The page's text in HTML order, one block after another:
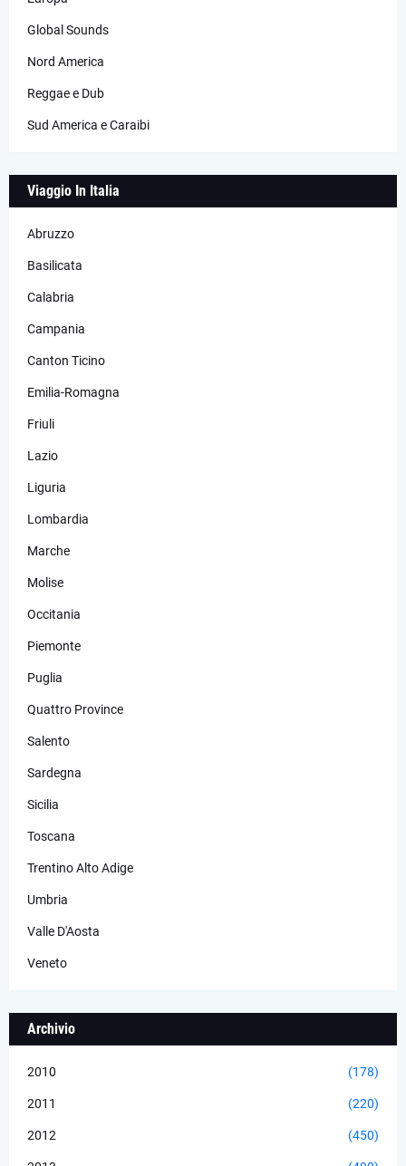
Global Sounds
Nord America
Reggae e Dub
Sud America e Caraibi
Viaggio In Italia
Abruzzo
Basilicata
Calabria
Campania
Canton Ticino
Emilia-Romagna
Friuli
Lazio
Liguria
Lombardia
Marche
Molise
Occitania
Piemonte
Puglia
Quattro Province
Salento
Sardegna
Sicilia
Toscana
Trentino Alto Adige
Umbria
Valle D'Aosta
Veneto
Archivio
2010 (178)
2011 (220)
2012 (450)